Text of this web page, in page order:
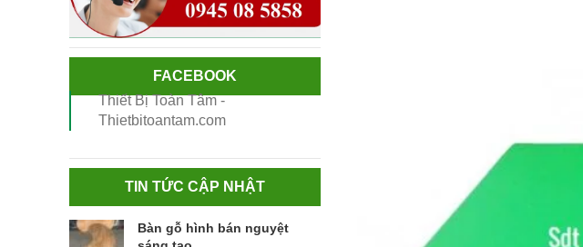
FACEBOOK
Thiết Bị Toàn Tâm -
Thietbitoantam.com
TIN TỨC CẬP NHẬT
Bàn gỗ hình bán nguyệt